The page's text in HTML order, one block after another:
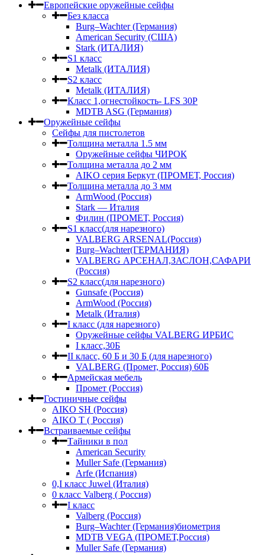
Европейские оружейные сейфы
Без класса
Burg–Wachter (Германия)
American Security (США)
Stark (ИТАЛИЯ)
S1 класс
Metalk (ИТАЛИЯ)
S2 класс
Metalk (ИТАЛИЯ)
Класс 1,огнестойкость- LFS 30P
MDTB ASG (Германия)
Оружейные сейфы
Сейфы для пистолетов
Толщина металла 1.5 мм
Оружейные сейфы ЧИРОК
Толщина металла до 2 мм
AIKO серия Беркут (ПРОМЕТ, Россия)
Толщина металла до 3 мм
ArmWood (Россия)
Stark — Италия
Филин (ПРОМЕТ, Россия)
S1 класс(для нарезного)
VALBERG ARSENAL(Россия)
Burg–Wachter(ГЕРМАНИЯ)
VALBERG АРСЕНАЛ,ЗАСЛОН,САФАРИ
(Россия)
S2 класс(для нарезного)
Gunsafe (Россия)
ArmWood (Россия)
Metalk (Италия)
I класс (для нарезного)
Оружейные сейфы VALBERG ИРБИС
I класс,30Б
II класс, 60 Б и 30 Б (для нарезного)
VALBERG (Промет, Россия) 60Б
Армейская мебель
Промет (Россия)
Гостиничные сейфы
AIKO SH (Россия)
AIKO Т ( Россия)
Встраиваемые сейфы
Тайники в пол
American Security
Muller Safe (Германия)
Arfe (Испания)
0,I класс Juwel (Италия)
0 класс Valberg ( Россия)
I класс
Valberg (Россия)
Burg–Wachter (Германия)биометрия
MDTB VEGA (ПРОМЕТ,Россия)
Muller Safe (Германия)